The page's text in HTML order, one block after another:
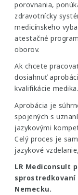
porovnania,
zdravotnícky
medicínskeho
atestačné
oborov.
Ak chcete
dosiahnuť
kvalifikácie medika.
Aprobácia je
spojených s
jazykovými
Celý proces je
jazykové
LR Mediconsult
sprostredkovaní
Nemecku.